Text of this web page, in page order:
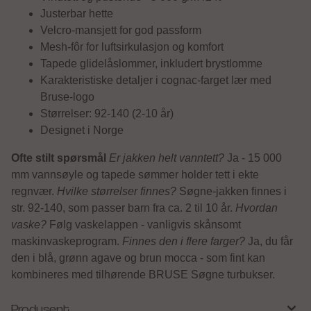
Justerbar hette
Velcro-mansjett for god passform
Mesh-fôr for luftsirkulasjon og komfort
Tapede glidelåslommer, inkludert brystlomme
Karakteristiske detaljer i cognac-farget lær med
Bruse-logo
Størrelser: 92-140 (2-10 år)
Designet i Norge
Ofte stilt spørsmål Er jakken helt vanntett? Ja - 15 000
mm vannsøyle og tapede sømmer holder tett i ekte
regnvær. Hvilke størrelser finnes? Søgne-jakken finnes i
str. 92-140, som passer barn fra ca. 2 til 10 år. Hvordan
vaske? Følg vaskelappen - vanligvis skånsomt
maskinvaskeprogram. Finnes den i flere farger? Ja, du får
den i blå, grønn agave og brun mocca - som fint kan
kombineres med tilhørende BRUSE Søgne turbukser.